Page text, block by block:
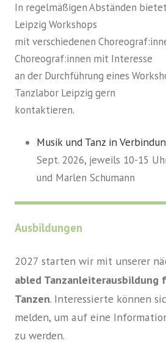
In regelmäßigen Abständen
Leipzig Workshops
mit verschiedenen
Choreograf:innen mit Interesse
an der Durchführung eines
Tanzlabor Leipzig gern
kontaktieren.
Musik und Tanz in
Sept. 2026, jeweils 10-15
und Marlen Schumann
Ausbildungen
2027 starten wir mit unserer
abled Tanzanleiterausbildung
Tanzen. Interessierte können
melden, um auf eine
zu werden.